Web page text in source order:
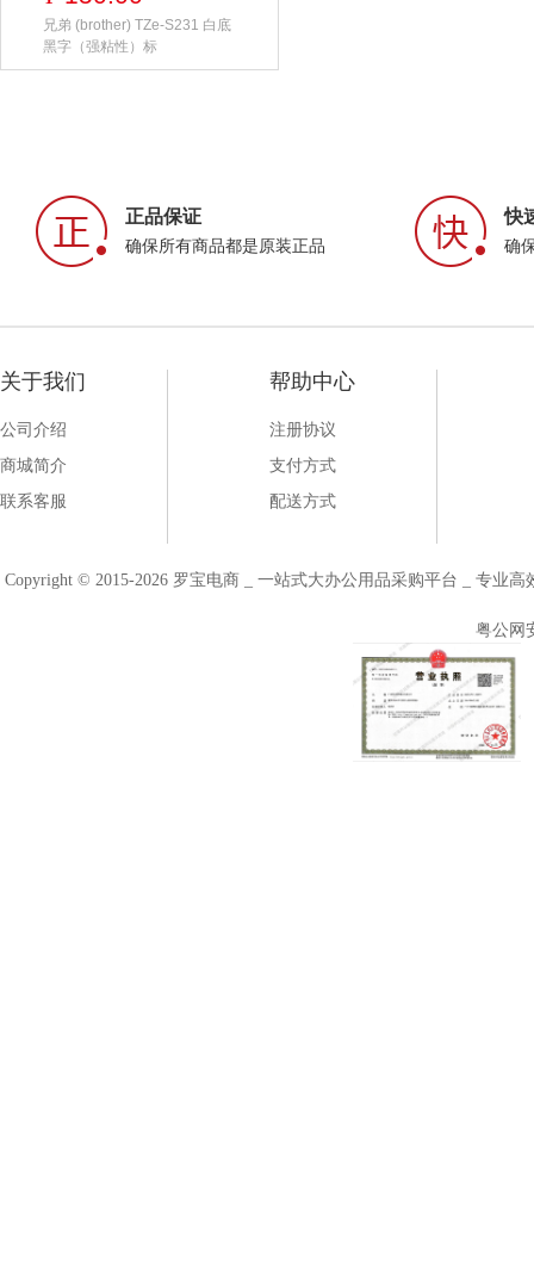
兄弟 (brother) TZe-S231 白底
黑字（强粘性）标
正品保证
确保所有商品都是原装正品
快
确
关于我们
公司介绍
商城简介
联系客服
帮助中心
注册协议
支付方式
配送方式
Copyright © 2015-2026 罗宝电商 _ 一站式大办公用品采购平台 _ 专业
粤公网